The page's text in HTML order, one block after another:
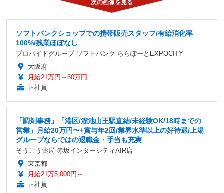
ソフトバンクショップでの携帯販売スタッフ/有給消化率
100%/残業ほぼなし
プロバイドグループ ソフトバンク ららぽーとEXPOCITY
大阪府
月給21万円～30万円
正社員
「調剤事務」「港区/溜池山王駅直結/未経験OK/18時までの
営業」月給20万円〜+賞与年2回/業界水準以上の好待遇/上場
グループならではの退職金・手当も充実
そうごう薬局 赤坂インターシティAIR店
東京都
月給21万5,000円～
正社員